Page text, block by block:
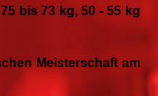
bis 73 kg, 50 - 55 kg
Meisterschaft am